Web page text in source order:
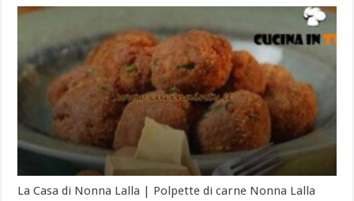
La Casa di Nonna Lalla | Polpette di carne Nonna Lalla